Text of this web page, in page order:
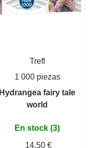
Trefl
1 000 piezas
Hydrangea fairy tale
world
En stock (3)
14,50 €